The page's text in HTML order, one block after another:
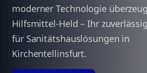
moderner Technologie
Hilfsmittel-Held – Ihr
für Sanitätshauslösungen in
Kirchentellinsfurt.